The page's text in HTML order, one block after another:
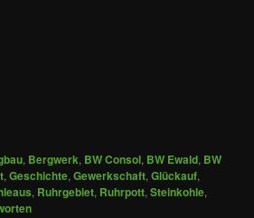
, Bergwerk, BW Consol, BW Ewald, BW
,Geschichte,Gewerkschaft,Glückauf,
, Ruhrgebiet, Ruhrpott,Steinkohle,